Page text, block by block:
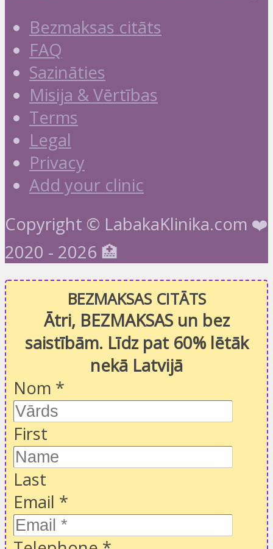
Bezmaksas citāts
FAQ
Sazināties
Misija & Vērtības
Terms
Legal
Privacy
Add your clinic
Copyright © LabakaKlinika.com ❤️
2020 - 2026 🏥
BEZMAKSAS CITĀTS
Ātri, BEZMAKSAS un bez
saistībām. Līdz pat 60% lētāk
nekā Latvijā
Nom *
First
Last
Email *